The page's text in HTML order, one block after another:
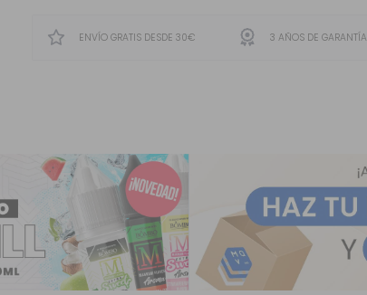
ENVÍO GRATIS DESDE 30€ 3 AÑOS DE GARANTÍA